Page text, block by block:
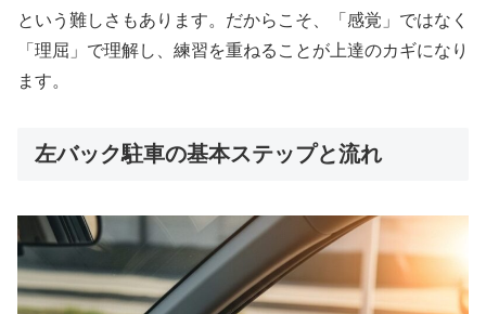
という難しさもあります。だからこそ、「感覚」ではなく
「理屈」で理解し、練習を重ねることが上達のカギになり
ます。
左バック駐車の基本ステップと流れ